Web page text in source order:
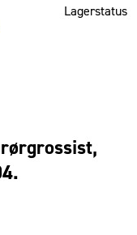
Lagerstatus